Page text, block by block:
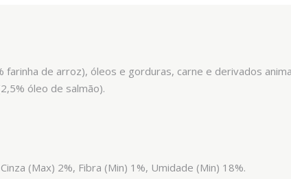
de arroz), óleos e gorduras, carne e derivados
óleo de salmão).
(Max) 2%, Fibra (Min) 1%, Umidade (Min) 18%.